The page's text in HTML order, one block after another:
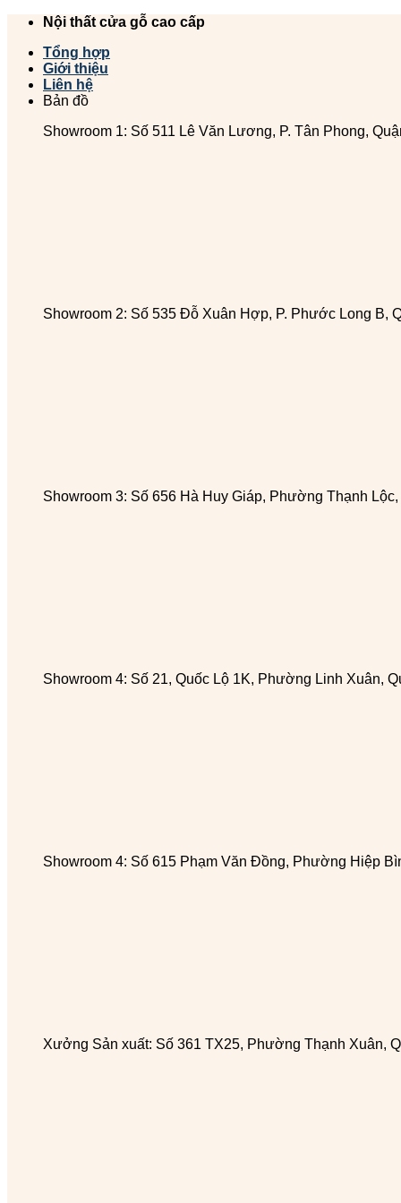
Chuyển
dung
Nội thất cửa gỗ cao cấp
Tổng hợp
Giới thiệu
Liên hệ
Bản đồ
Showroom 1: Số 511 Lê Văn Lương, P. Tân Phong,
Showroom 2: Số 535 Đỗ Xuân Hợp, P. Phước Long B,
Showroom 3: Số 656 Hà Huy Giáp, Phường Thạnh Lộc,
Showroom 4: Số 21, Quốc Lộ 1K, Phường Linh Xuân,
Showroom 4: Số 615 Phạm Văn Đồng, Phường Hiệp
Xưởng Sản xuất: Số 361 TX25, Phường Thạnh Xuân,